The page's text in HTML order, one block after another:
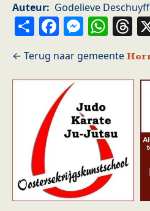
Auteur Godelieve
Share